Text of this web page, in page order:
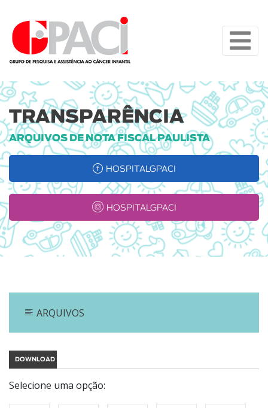
TRANSPARÊNCIA
ARQUIVOS DE NOTA FISCAL PAULISTA
HOSPITALGPACI
HOSPITALGPACI
ARQUIVOS
DOWNLOAD
Selecione uma opção: